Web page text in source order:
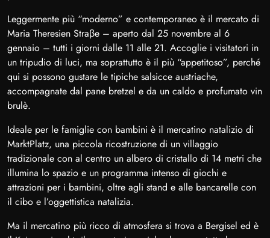
Leggermente più “moderno” e contemporaneo è il mercato di
Maria Theresien Straβe – aperto dal 25 novembre al 6
gennaio – tutti i giorni dalle 11 alle 21. Accoglie i visitatori in
un tripudio di luci, ma soprattutto è il più “appetitoso”, perché
qui si possono gustare le tipiche salsicce austriache,
accompagnate dal pane bretzel e da un caldo e profumato vin
brulè.
Ideale per le famiglie con bambini è il mercatino natalizio di
MarktPlatz, una piccola ricostruzione di un villaggio
tradizionale con al centro un albero di cristallo di 14 metri che
illumina lo spazio e un programma intenso di giochi e
attrazioni per i bambini, oltre agli stand e alle bancarelle con
il cibo e l’oggettistica natalizia.
Ma il mercatino più ricco di atmosfera si trova a Bergisel ed è